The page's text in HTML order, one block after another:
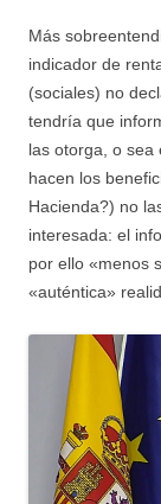
Más
indicador de
(sociales) no
tendría que
las otorga, o sea
hacen los
Hacienda?) no
interesada: el
por ello «menos
«auténtica»